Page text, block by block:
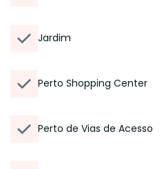
Jardim
Perto Shopping Center
Perto de Vias de Acesso